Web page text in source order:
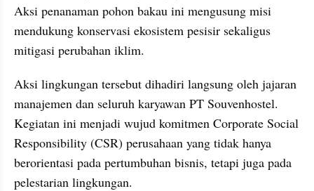
Aksi penanaman pohon bakau ini mengusung misi
mendukung konservasi ekosistem pesisir sekaligus
mitigasi perubahan iklim.
Aksi lingkungan tersebut dihadiri langsung oleh jajaran
manajemen dan seluruh karyawan PT Souvenhostel.
Kegiatan ini menjadi wujud komitmen Corporate Social
Responsibility (CSR) perusahaan yang tidak hanya
berorientasi pada pertumbuhan bisnis, tetapi juga pada
pelestarian lingkungan.